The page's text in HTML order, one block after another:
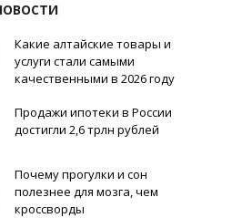
Какие алтайские товары и
услуги стали самыми
качественными в 2026 году
Продажи ипотеки в России
достигли 2,6 трлн рублей
Почему прогулки и сон
полезнее для мозга, чем
кроссворды